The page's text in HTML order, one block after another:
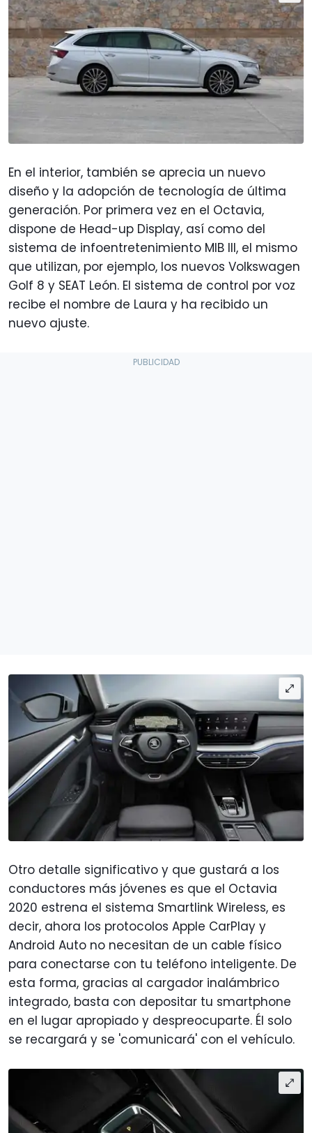
En el interior, también se aprecia un nuevo
diseño y la adopción de tecnología de última
generación. Por primera vez en el Octavia,
dispone de Head-up Display, así como del
sistema de infoentretenimiento MIB III, el mismo
que utilizan, por ejemplo, los nuevos Volkswagen
Golf 8 y SEAT León. El sistema de control por voz
recibe el nombre de Laura y ha recibido un
nuevo ajuste.
Otro detalle significativo y que gustará a los
conductores más jóvenes es que el Octavia
2020 estrena el sistema Smartlink Wireless, es
decir, ahora los protocolos Apple CarPlay y
Android Auto no necesitan de un cable físico
para conectarse con tu teléfono inteligente. De
esta forma, gracias al cargador inalámbrico
integrado, basta con depositar tu smartphone
en el lugar apropiado y despreocuparte. Él solo
se recargará y se 'comunicará' con el vehículo.